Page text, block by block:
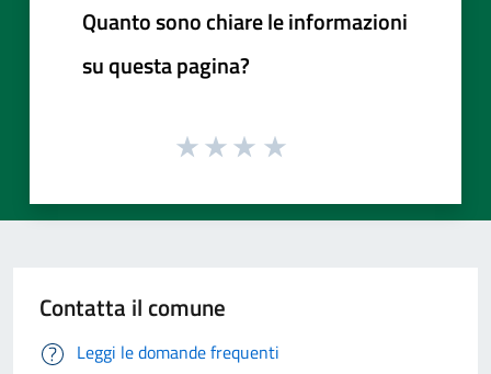
Quanto sono chiare le informazioni
su questa pagina?
Contatta il comune
Leggi le domande frequenti